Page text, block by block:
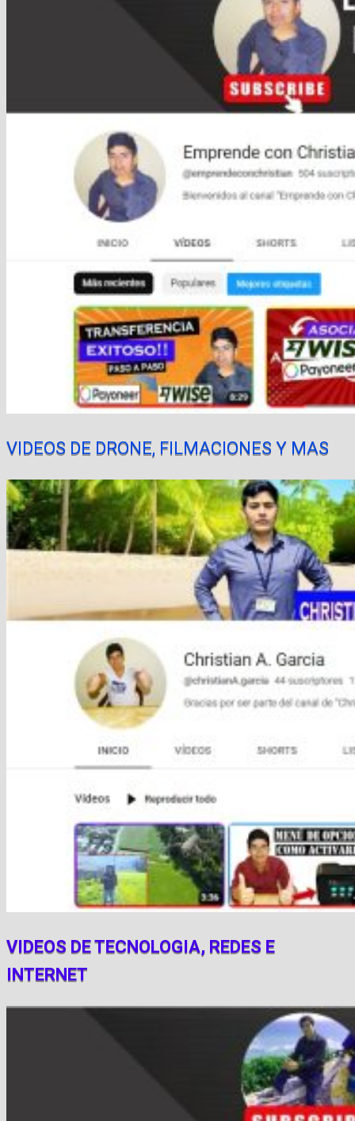
VIDEOS DE DRONE, FILMACIONES Y MAS
VIDEOS DE TECNOLOGIA, REDES E
INTERNET